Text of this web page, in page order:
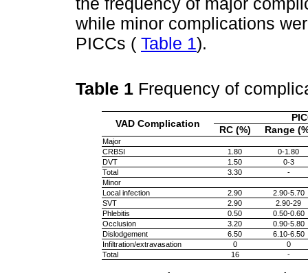
while minor complications
PICCs ( Table 1).
Table 1 Frequency of
VAD Complication
RC (%)
Range
Major
CRBSI
1.80
0-1.80
DVT
1.50
0-3
Total
3.30
-
Minor
Local infection
2.90
2.90-5.70
SVT
2.90
2.90-29
Phlebitis
0.50
0.50-0.60
Occlusion
3.20
0.90-5.80
Dislodgement
6.50
6.10-6.50
Infiltration/extravasation
0
0
Total
16 -